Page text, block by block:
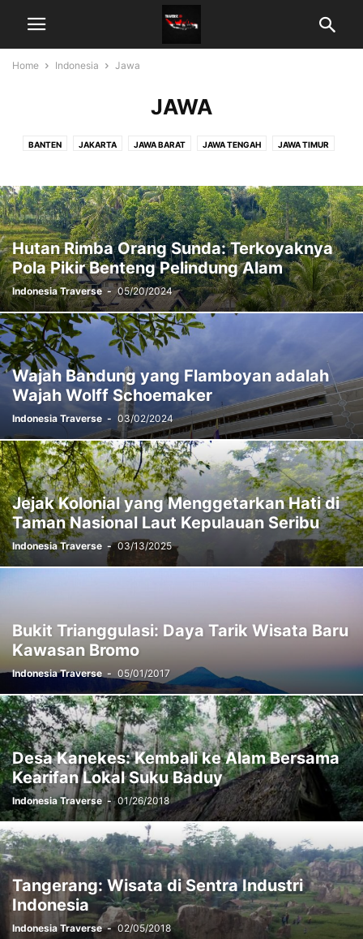
Home Indonesia Jawa
JAWA
BANTEN JAKARTA JAWA BARAT JAWA TENGAH JAWA TIMUR
Hutan Rimba Orang Sunda: Terkoyaknya
Pola Pikir Benteng Pelindung Alam
Indonesia Traverse - 05/20/2024
Wajah Bandung yang Flamboyan adalah
Wajah Wolff Schoemaker
Indonesia Traverse - 03/02/2024
Jejak Kolonial yang Menggetarkan Hati di
Taman Nasional Laut Kepulauan Seribu
Indonesia Traverse - 03/13/2025
Bukit Trianggulasi: Daya Tarik Wisata Baru
Kawasan Bromo
Indonesia Traverse - 05/01/2017
Desa Kanekes: Kembali ke Alam Bersama
Kearifan Lokal Suku Baduy
Indonesia Traverse - 01/26/2018
Tangerang: Wisata di Sentra Industri
Indonesia
Indonesia Traverse - 02/05/2018